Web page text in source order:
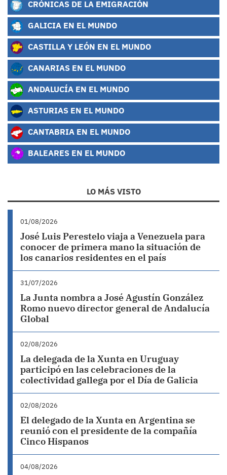
CRÓNICAS DE LA EMIGRACIÓN
GALICIA EN EL MUNDO
CASTILLA Y LEÓN EN EL MUNDO
CANARIAS EN EL MUNDO
ANDALUCÍA EN EL MUNDO
ASTURIAS EN EL MUNDO
CANTABRIA EN EL MUNDO
BALEARES EN EL MUNDO
LO MÁS VISTO
01/08/2026
José Luis Perestelo viaja a Venezuela para
conocer de primera mano la situación de
los canarios residentes en el país
31/07/2026
La Junta nombra a José Agustín González
Romo nuevo director general de Andalucía
Global
02/08/2026
La delegada de la Xunta en Uruguay
participó en las celebraciones de la
colectividad gallega por el Día de Galicia
02/08/2026
El delegado de la Xunta en Argentina se
reunió con el presidente de la compañía
Cinco Hispanos
04/08/2026